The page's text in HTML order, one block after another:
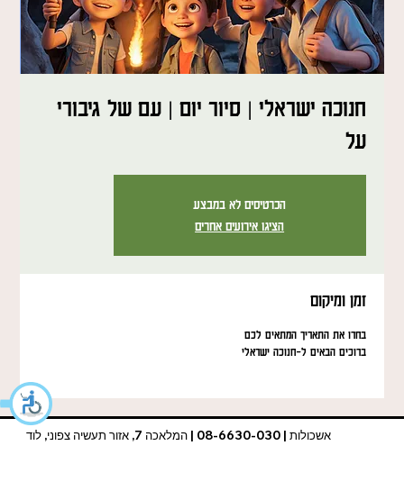
חנוכה ישראלי | סיור יום | עם של גיבורי
על
הכרטיסים לא במבצע
הציגו אירועים אחרים
זמן ומיקום
בחרו את התאריך המתאים לכם
ברוכים הבאים ל-חנוכה ישראלי
אשכולות | 08-6630-030 | המלאכה 7, אזור תעשיה צפוני, לוד